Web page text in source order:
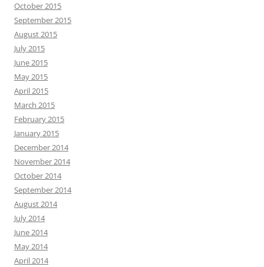
October 2015
September 2015
August 2015
July 2015
June 2015
May 2015
April 2015
March 2015
February 2015
January 2015
December 2014
November 2014
October 2014
September 2014
August 2014
July 2014
June 2014
May 2014
April 2014